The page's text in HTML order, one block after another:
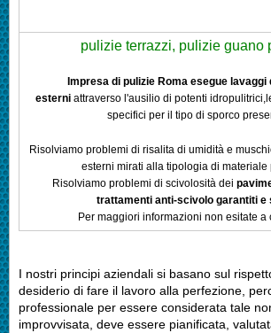
pulizie terrazzi, pulizie guano
Impresa di pulizie Roma esegue lavaggi
esterniattraverso l'ausilio di potenti
specifici per il tipo di sporco
Risolviamo problemi di risalita di umidità e
esterni mirati alla tipologia di materiale
Risolviamo problemi di scivolosità dei
trattamenti anti-scivolo garantiti e
Per maggiori informazioni non esitate a
I nostri principi aziendali si basano sul
desiderio di fare il lavoro alla perfezione,
professionale per essere considerata tale
improvvisata, deve essere pianificata,